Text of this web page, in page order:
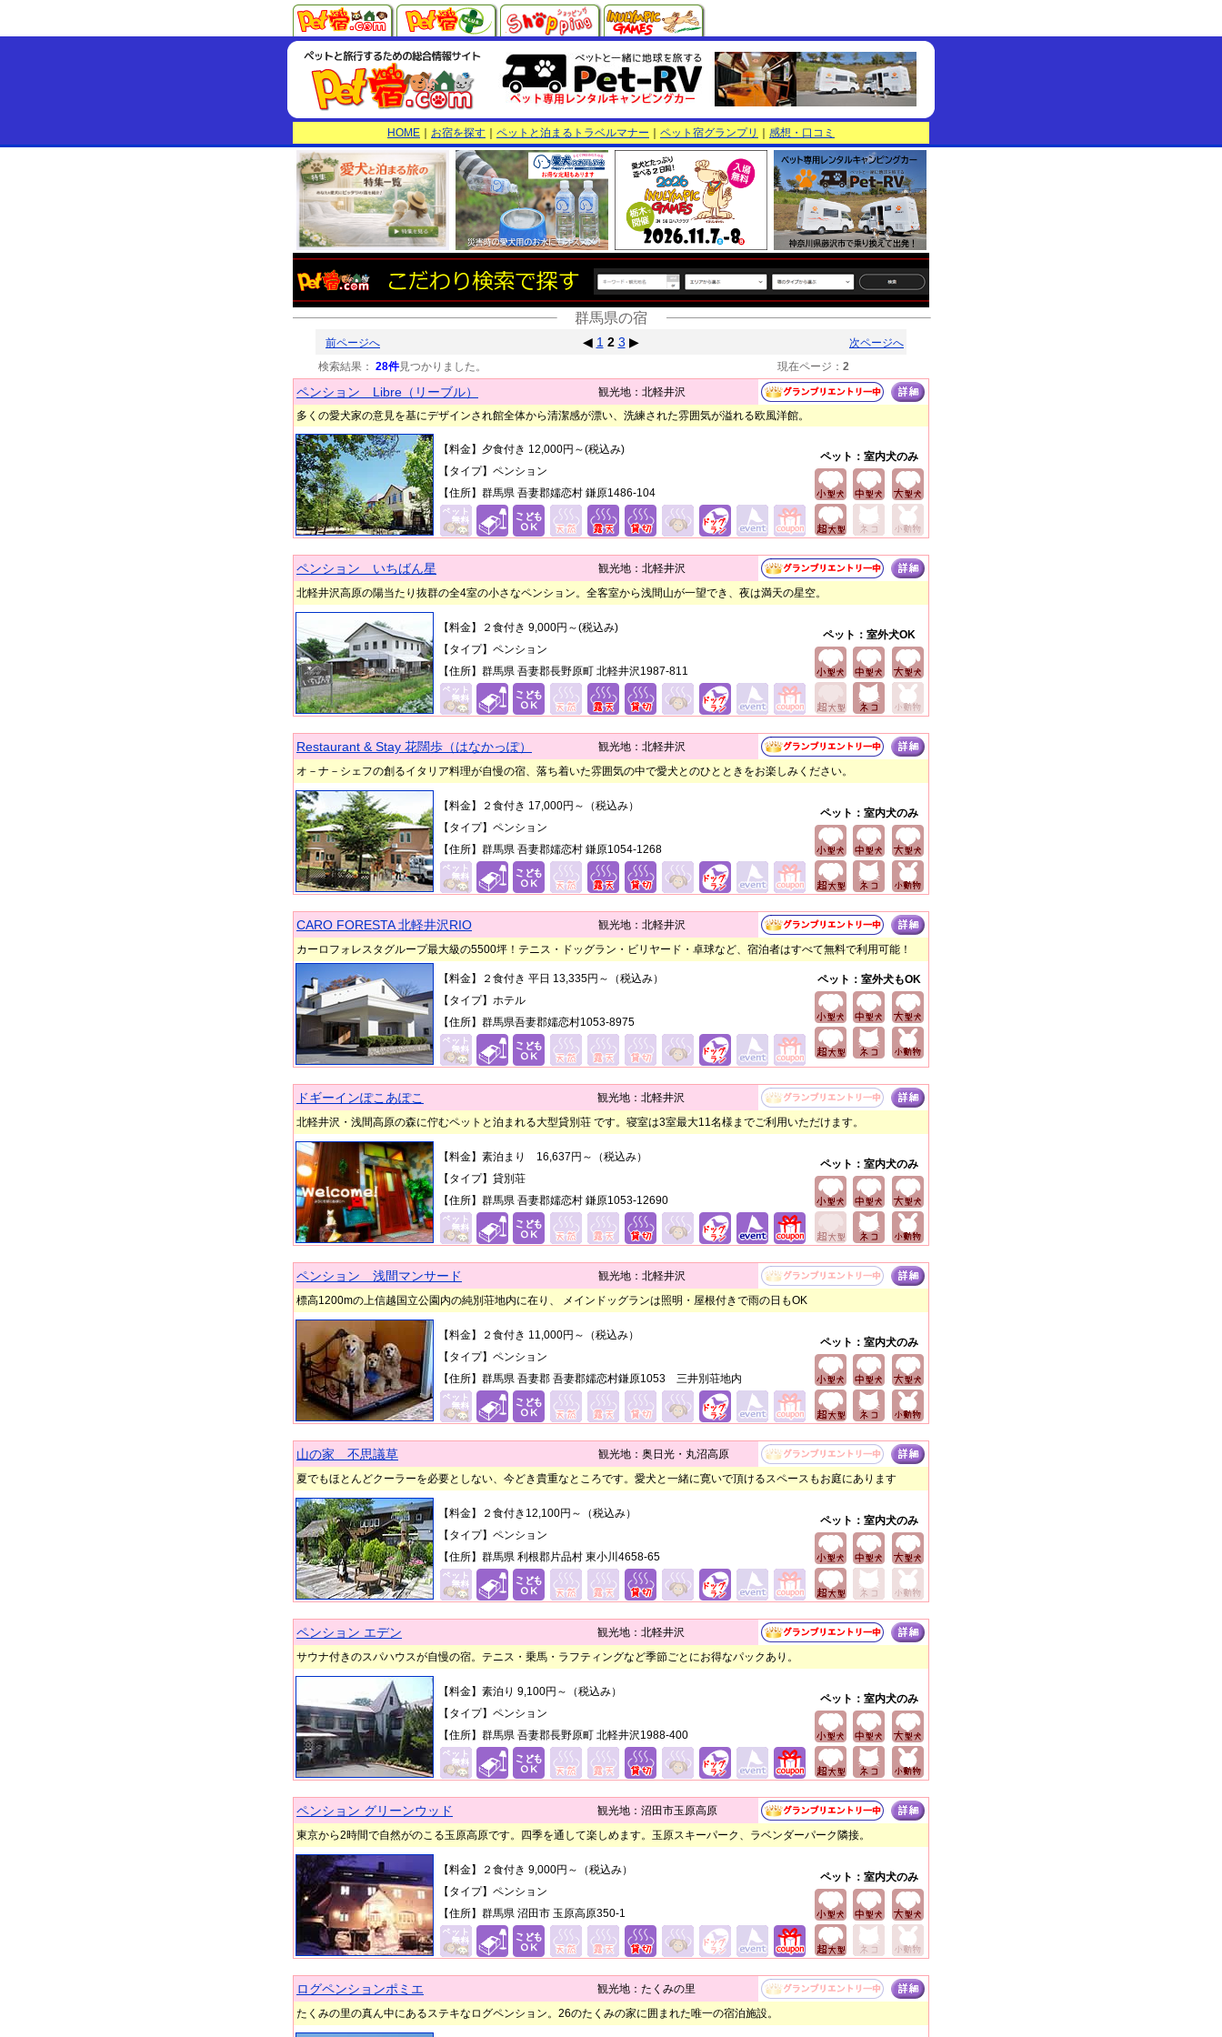
HOME お宿を探す ペットと泊まるトラベルマナー ペット宿グランプリ 感想・口コミ
群馬県の宿
前ページへ ◀ 1 2 3 ▶
次ページへ
検索結果： 28件見つかりました。 現在ページ： 2
ペンション Libre（リーブル）
観光地：北軽井沢
多くの愛犬家の意見を基にデザインされ館全体から清潔感が漂い、洗練された雰囲気が溢れる欧風洋館。
【料金】夕食付き 12,000円～(税込み)
【タイプ】ペンション
【住所】群馬県 吾妻郡嬬恋村 鎌原1486-104
ペット：室内犬のみ
ペンション いちばん星
観光地：北軽井沢
北軽井沢高原の陽当たり抜群の全4室の小さなペンション。全客室から浅間山が一望でき、夜は満天の星空。
【料金】２食付き 9,000円～(税込み)
【タイプ】ペンション
【住所】群馬県 吾妻郡長野原町 北軽井沢1987-811
ペット：室外犬OK
Restaurant & Stay 花闊歩（はなかっぽ）
観光地：北軽井沢
オ－ナ－シェフの創るイタリア料理が自慢の宿、落ち着いた雰囲気の中で愛犬とのひとときをお楽しみください。
【料金】２食付き 17,000円～（税込み）
【タイプ】ペンション
【住所】群馬県 吾妻郡嬬恋村 鎌原1054-1268
ペット：室内犬のみ
CARO FORESTA 北軽井沢RIO
観光地：北軽井沢
カーロフォレスタグループ最大級の5500坪！テニス・ドッグラン・ビリヤード・卓球など、宿泊者はすべて無料で利用可能！
【料金】２食付き 平日 13,335円～（税込み）
【タイプ】ホテル
【住所】群馬県吾妻郡嬬恋村1053-8975
ペット：室外犬もOK
ドギーインぽこあぽこ
観光地：北軽井沢
北軽井沢・浅間高原の森に佇むペットと泊まれる大型貸別荘 です。寝室は3室最大11名様までご利用いただけます。
【料金】素泊まり 16,637円～（税込み）
【タイプ】貸別荘
【住所】群馬県 吾妻郡嬬恋村 鎌原1053-12690
ペット：室内犬のみ
ペンション 浅間マンサード
観光地：北軽井沢
標高1200mの上信越国立公園内の純別荘地内に在り、 メインドッグランは照明・屋根付きで雨の日もOK
【料金】２食付き 11,000円～（税込み）
【タイプ】ペンション
【住所】群馬県 吾妻郡 吾妻郡嬬恋村鎌原1053 三井別荘地内
ペット：室内犬のみ
山の家 不思議草
観光地：奥日光・丸沼高原
夏でもほとんどクーラーを必要としない、今どき貴重なところです。愛犬と一緒に寛いで頂けるスペースもお庭にあります
【料金】２食付き 12,100円～（税込み）
【タイプ】ペンション
【住所】群馬県 利根郡片品村 東小川4658-65
ペット：室内犬のみ
ペンション エデン
観光地：北軽井沢
サウナ付きのスパハウスが自慢の宿。テニス・乗馬・ラフティングなど季節ごとにお得なパックあり。
【料金】素泊り 9,100円～（税込み）
【タイプ】ペンション
【住所】群馬県 吾妻郡長野原町 北軽井沢1988-400
ペット：室内犬のみ
ペンション グリーンウッド
観光地：沼田市玉原高原
東京から2時間で自然がのこる玉原高原です。四季を通して楽しめます。玉原スキーパーク、ラベンダーパーク隣接。
【料金】２食付き 9,000円～（税込み）
【タイプ】ペンション
【住所】群馬県 沼田市 玉原高原350-1
ペット：室内犬のみ
ログペンションポミエ
観光地：たくみの里
たくみの里の真ん中にあるステキなログペンション。26のたくみの家に囲まれた唯一の宿泊施設。